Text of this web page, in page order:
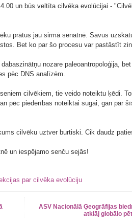
un būs veltīta cilvēka evolūcijai -
prātus jau sirmā senatnē. Savus
Bet ko par šo procesu var pastāstīt
nozare paleoantropoloģija,
pēc DNS analīzēm.
cilvēkiem, tie veido noteiktu ķēdi.
pēc piederības noteiktai sugai, gan par
cilvēku uztver burtiski. Cik daudz
un iespējamo senču sejās!
par cilvēka evolūciju
ASV Nacionālā Ģeogrāfijas
atklāj globālo